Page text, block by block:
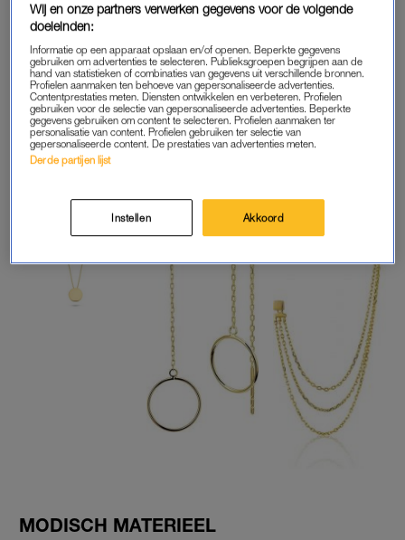
tegenkwam. Soms moet je dingen gewoon afdwingen. De
komende maanden telt, als we heel eerlijk zijn, natuurlijk maar
één plek. Verlangen we massaalnaar die ene kleur. En
daarom stel ik voor dat we ons en massein goudhullen. Nu
op de bank, straks op een festival. Want – ook daarin had
Johan gelijk – winnen doe je met z’n allen.
MODISCH MATERIEEL
Wij en onze partners verwerken gegevens voor de volgende
doeleinden:
Informatie op een apparaat opslaan en/of openen. Beperkte gegevens
gebruiken om advertenties te selecteren. Publieksgroepen begrijpen aan de
hand van statistieken of combinaties van gegevens uit verschillende bronnen.
Profielen aanmaken ten behoeve van gepersonaliseerde advertenties.
Contentprestaties meten. Diensten ontwikkelen en verbeteren. Profielen
gebruiken voor de selectie van gepersonaliseerde advertenties. Beperkte
gegevens gebruiken om content te selecteren. Profielen aanmaken ter
personalisatie van content. Profielen gebruiken ter selectie van
gepersonaliseerde content. De prestaties van advertenties meten.
Derde partijen lijst
Instellen Akkoord